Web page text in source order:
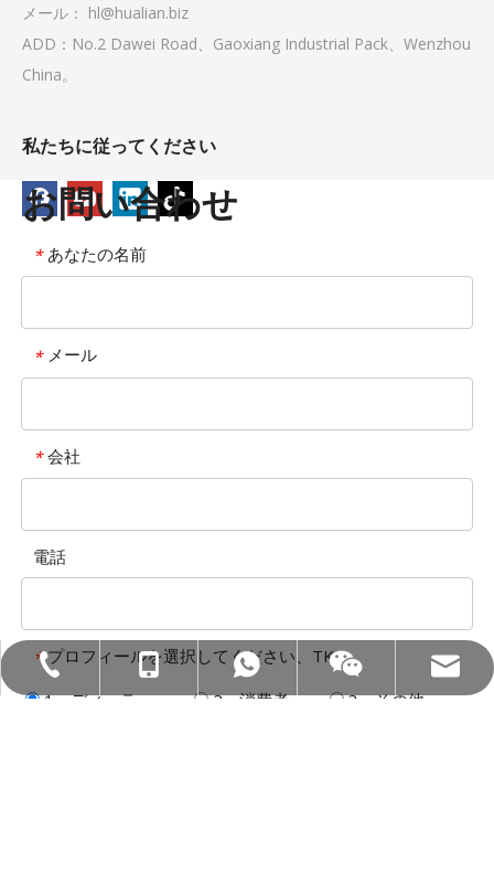
メール： hl@hualian.biz
ADD：No.2 Dawei Road、Gaoxiang Industrial Pack、Wenzhou
China。
Tel：+86-577-88627766
暴徒：+86- 18858715170
WA：0086 18858715170
wechat
メール：hl@hualian.biz
私たちに従ってください
お問い合わせ
* あなたの名前
* メール
* 会社
電話
* プロフィールを選択してください、TK！
1。ディーラー
2。消費者
3。その他